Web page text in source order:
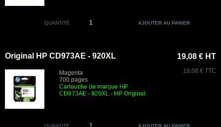
QUANTITÉ
Original HP CD973AE - 920XL
Magenta
700 pages
Cartouche de marque HP
CD973AE - 920XL - HP Original
19,08 € HT
19,08 € TTC
QUANTITÉ